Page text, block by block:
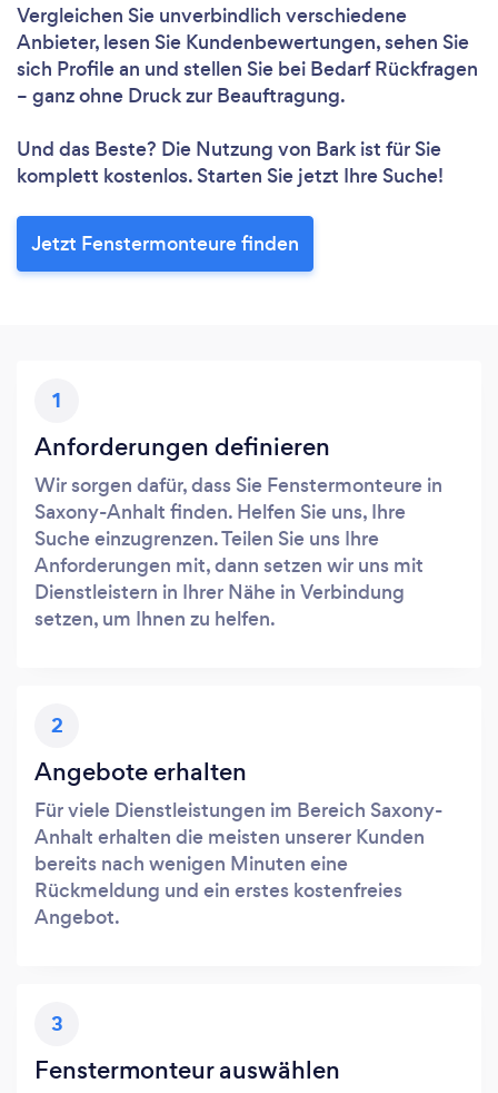
Vergleichen Sie unverbindlich verschiedene
Anbieter, lesen Sie Kundenbewertungen, sehen Sie
sich Profile an und stellen Sie bei Bedarf Rückfragen
– ganz ohne Druck zur Beauftragung.
Und das Beste? Die Nutzung von Bark ist für Sie
komplett kostenlos. Starten Sie jetzt Ihre Suche!
Jetzt Fenstermonteure finden
1
Anforderungen definieren
Wir sorgen dafür, dass Sie Fenstermonteure in
Saxony-Anhalt finden. Helfen Sie uns, Ihre
Suche einzugrenzen. Teilen Sie uns Ihre
Anforderungen mit, dann setzen wir uns mit
Dienstleistern in Ihrer Nähe in Verbindung
setzen, um Ihnen zu helfen.
2
Angebote erhalten
Für viele Dienstleistungen im Bereich Saxony-
Anhalt erhalten die meisten unserer Kunden
bereits nach wenigen Minuten eine
Rückmeldung und ein erstes kostenfreies
Angebot.
3
Fenstermonteur auswählen